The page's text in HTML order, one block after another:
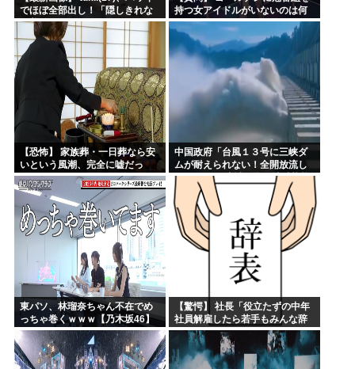
でほぼ全部出し！「隠しきれな
い美貌」とSNSざわつく
持つ女アイドルがいないのは何
故なのか？
【恐怖】 家族葬・一日葬なら安
いという風潮、完全に嘘だっ
た・・・・
中国政府「台風１３号に三峡ダ
ムが耐えられない！全開放流し
ろ！」⇒ 下流域の街が壊滅状態
ｗｗｗｗｗ
東パソ、林瑠奈ちゃん不在でめ
っちゃ巻くｗｗｗ【乃木坂46】
【驚愕】 社長「役立たずの中年
社員解雇したら若手もみんな辞
めてしまった…」